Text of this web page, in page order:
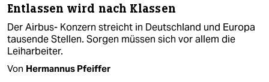
Entlassen wird nach Klassen
Der Airbus- Konzern streicht in Deutschland und Europa
tausende Stellen. Sorgen müssen sich vor allem die
Leiharbeiter.
Von Hermannus Pfeiffer